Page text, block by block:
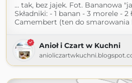
... tak, bez jajek. Fot. Bananowa
Składniki: - 1 banan - 3 morele -
Camembert (ten do smarowania
Anioł i Czart w Kuchni